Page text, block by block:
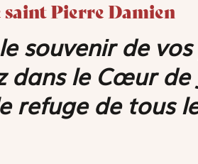
saint Pierre Damien
souvenir de
le Cœur de
refuge de tous